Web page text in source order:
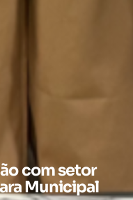
com setor
Municipal